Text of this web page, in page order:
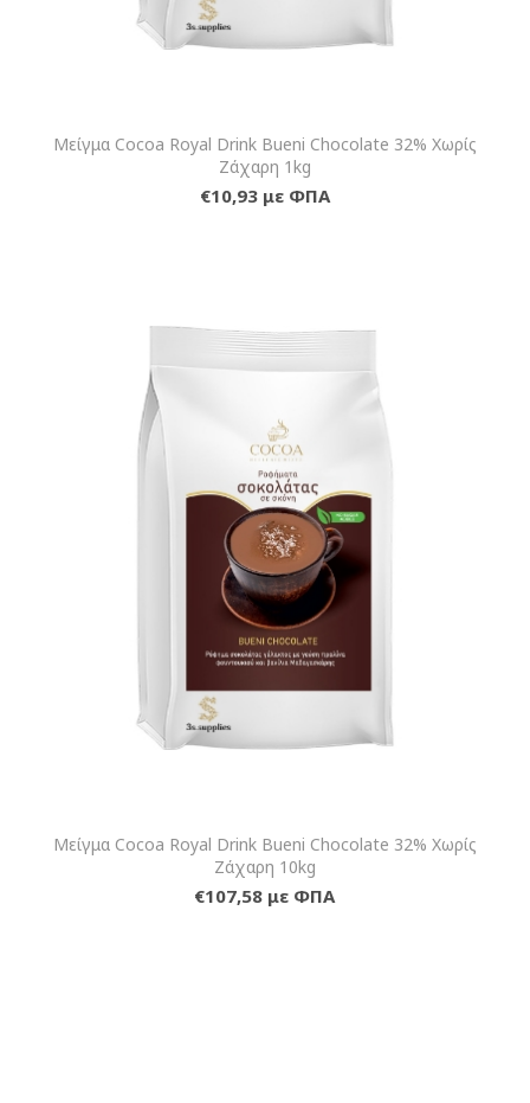
Μείγμα Cocoa Royal Drink Bueni Chocolate 32% Χωρίς
Ζάχαρη 1kg
€10,93 με ΦΠΑ
Μείγμα Cocoa Royal Drink Bueni Chocolate 32% Χωρίς
Ζάχαρη 10kg
€107,58 με ΦΠΑ